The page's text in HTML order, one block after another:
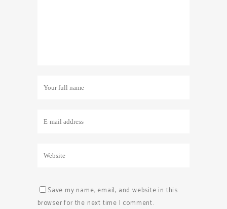
Save my name, email, and website in this
browser for the next time I comment.